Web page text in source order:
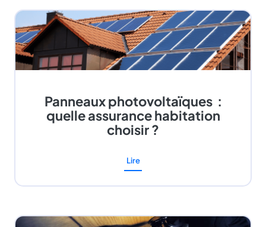
Panneaux photovoltaïques :
quelle assurance habitation
choisir ?
Lire